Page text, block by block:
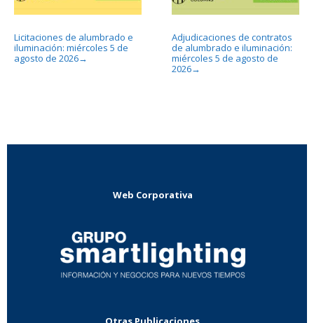
Licitaciones de alumbrado e
iluminación: miércoles 5 de
agosto de 2026→
Adjudicaciones de contratos
de alumbrado e iluminación:
miércoles 5 de agosto de
2026→
Web Corporativa